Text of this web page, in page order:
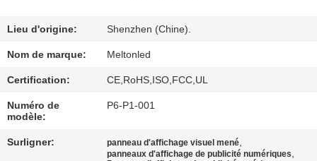
COMPANY
NEWS
Lieu d'origine: Shenzhen (Chine).
Nom de marque: Meltonled
Certification: CE,RoHS,ISO,FCC,UL
Numéro de
modèle:
P6-P1-001
Surligner: panneau d'affichage visuel mené,
panneaux d'affichage de publicité numériques,